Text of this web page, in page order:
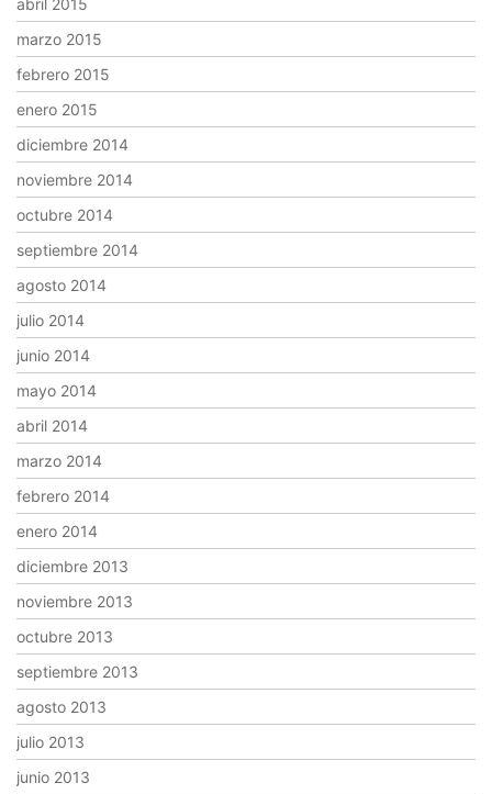
marzo 2015
febrero 2015
enero 2015
diciembre 2014
noviembre 2014
octubre 2014
septiembre 2014
agosto 2014
julio 2014
junio 2014
mayo 2014
abril 2014
marzo 2014
febrero 2014
enero 2014
diciembre 2013
noviembre 2013
octubre 2013
septiembre 2013
agosto 2013
julio 2013
junio 2013